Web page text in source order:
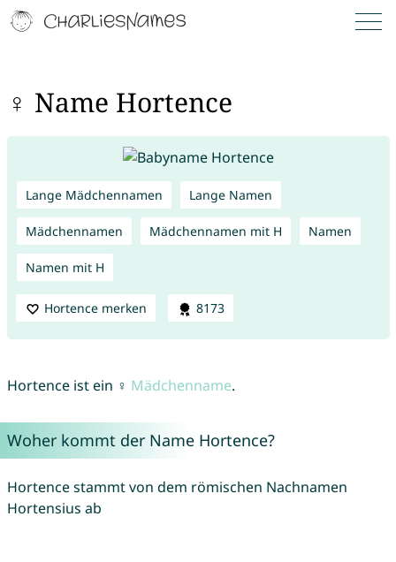
♀ Name Hortence
Lange Mädchennamen Lange Namen
Mädchennamen Mädchennamen mit H Namen
Namen mit H
Hortence merken 8173
Hortence ist ein ♀ Mädchenname.
Woher kommt der Name Hortence?
Hortence stammt von dem römischen Nachnamen
Hortensius ab